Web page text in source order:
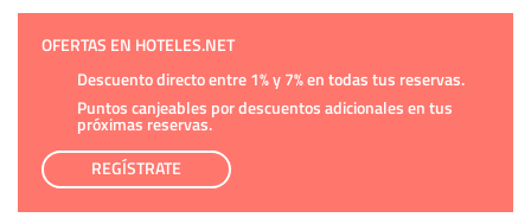
OFERTAS EN HOTELES.NET
Descuento directo entre 1% y 7% en todas tus reservas.
Puntos canjeables por descuentos adicionales en tus
próximas reservas.
REGÍSTRATE